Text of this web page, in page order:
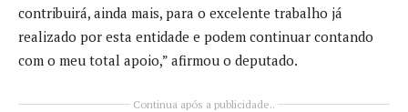
contribuirá, ainda mais, para o excelente trabalho já
realizado por esta entidade e podem continuar contando
com o meu total apoio,” afirmou o deputado.
Continua após a publicidade..